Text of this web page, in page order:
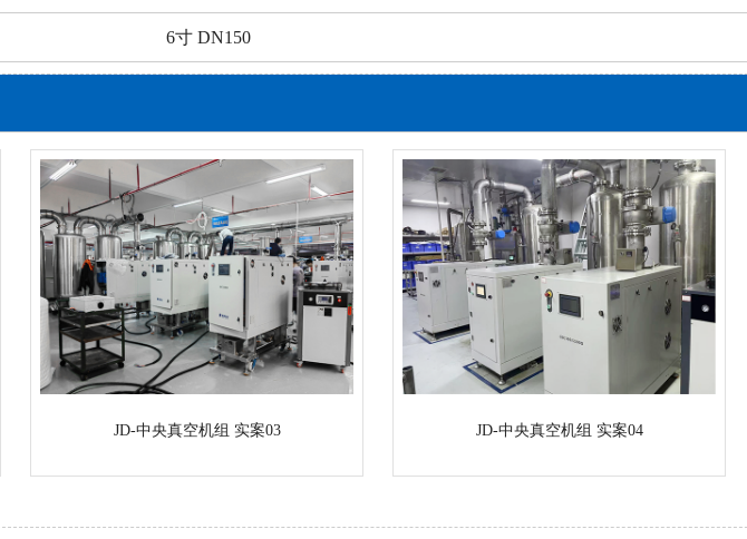
6寸 DN150
JD-中央真空机组 实案03 JD-中央真空机组 实案04